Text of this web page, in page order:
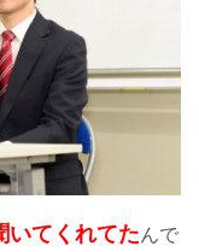
いてくれてたんで